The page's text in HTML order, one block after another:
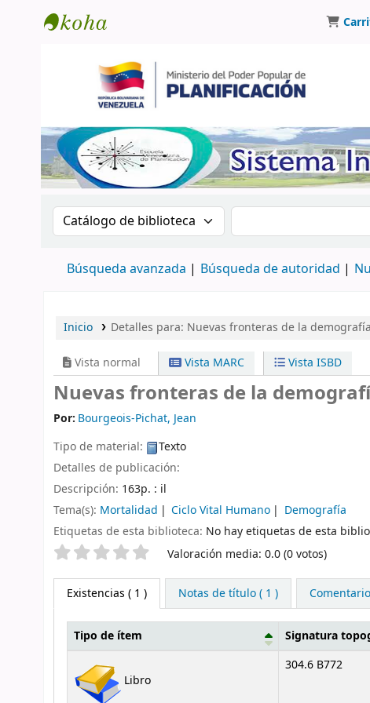
Buscar en el catálogo por:Buscar en el
Búsqueda avanzada Búsqueda de autoridad
Inicio Detalles para: Nuevas fronteras de la demografía
Vista normal Vista MARC Vista ISBD
Nuevas fronteras de la
Por: Bourgeois-Pichat, Jean
Tipo de material:
Texto
Detalles de publicación:
Descripción: 163p. : il
Tema(s): Mortalidad Ciclo Vital Humano
Demografía
Etiquetas de esta biblioteca: No hay etiquetas de esta
Valoración Valoración media: 0.0 (0 votos)
Existencias ( 1 ) Notas de título ( 1 )
Tipo de ítem Signatura
Libro
304.6 B772